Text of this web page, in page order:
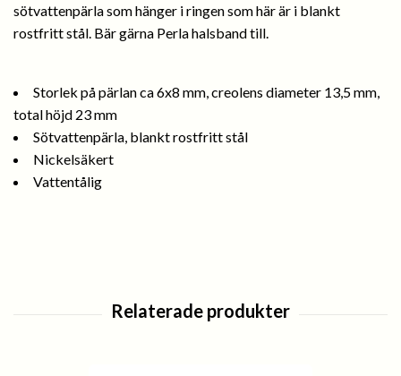
sötvattenpärla som hänger i ringen som här är i blankt
rostfritt stål. Bär gärna Perla halsband till.
Storlek på pärlan ca 6x8 mm, creolens diameter 13,5 mm,
total höjd 23 mm
Sötvattenpärla, blankt rostfritt stål
Nickelsäkert
Vattentålig